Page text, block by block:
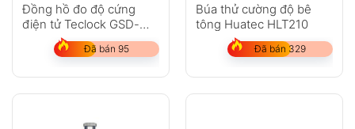
Đồng hồ đo độ cứng
điện tử Teclock GSD-
Đã bán 95
Búa thử cường độ bê
tông Huatec HLT210
Đã bán 329